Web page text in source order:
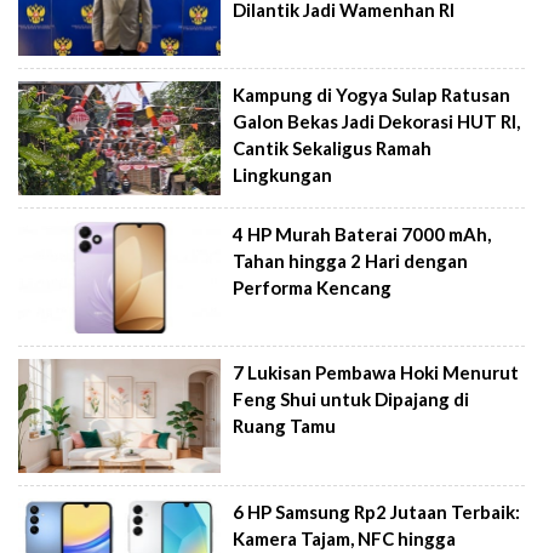
Dilantik Jadi Wamenhan RI
Kampung di Yogya Sulap Ratusan
Galon Bekas Jadi Dekorasi HUT RI,
Cantik Sekaligus Ramah
Lingkungan
4 HP Murah Baterai 7000 mAh,
Tahan hingga 2 Hari dengan
Performa Kencang
7 Lukisan Pembawa Hoki Menurut
Feng Shui untuk Dipajang di
Ruang Tamu
6 HP Samsung Rp2 Jutaan Terbaik:
Kamera Tajam, NFC hingga